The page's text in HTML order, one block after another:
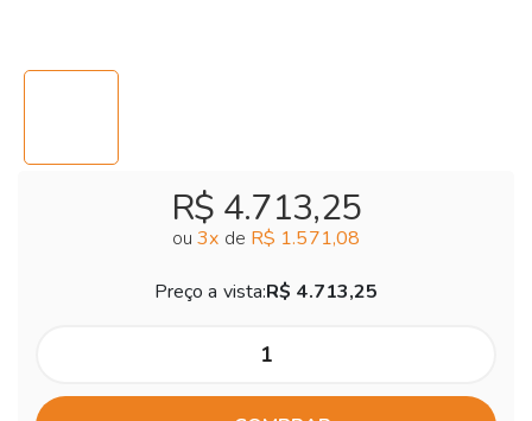
R$ 4.713,25
ou3x de R$ 1.571,08
Preço a vista:R$ 4.713,25